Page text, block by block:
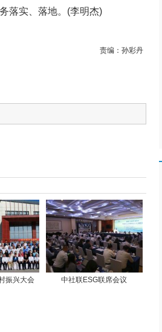
落实、落地。(李明杰)
责编： 孙彩丹
振兴大会 中社联ESG联席会议